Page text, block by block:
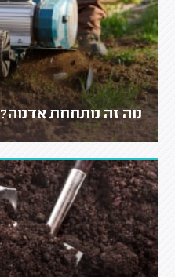
מה זה מתחחת אדמה?